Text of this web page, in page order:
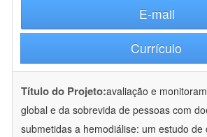
E-mail
Currículo
Título do Projeto:avaliação e
global e da sobrevida de pessoas com
submetidas a hemodiálise: um estudo de